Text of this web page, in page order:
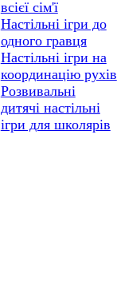
всієї сім'ї
Настільні ігри до
одного гравця
Настільні ігри на
координацію рухів
Розвивальні
дитячі настільні
ігри для школярів